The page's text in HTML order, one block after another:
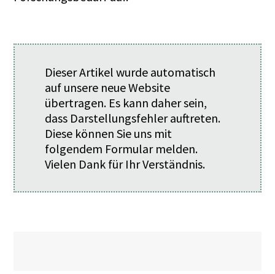
Dieser Artikel wurde automatisch
auf unsere neue Website
übertragen. Es kann daher sein,
dass Darstellungsfehler auftreten.
Diese können Sie uns mit
folgendem Formularmelden.
Vielen Dank für Ihr Verständnis.